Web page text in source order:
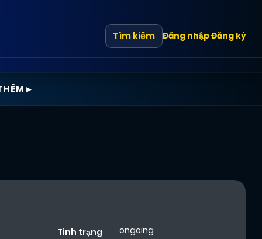
Tìm kiếm Đăng nhậpĐăng ký
▸
Tình trạng ongoing